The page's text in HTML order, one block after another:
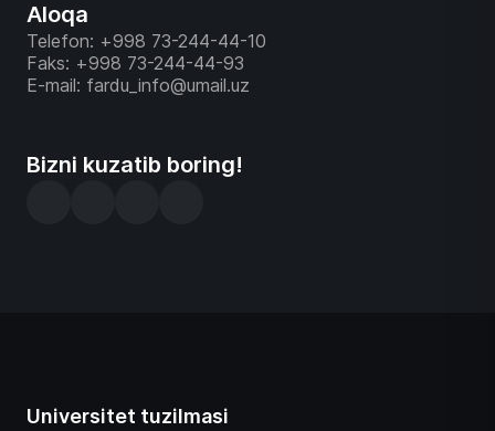
Aloqa
Telefon: +998 73-244-44-10
Faks: +998 73-244-44-93
E-mail: fardu_info@umail.uz
Bizni kuzatib boring!
Universitet tuzilmasi